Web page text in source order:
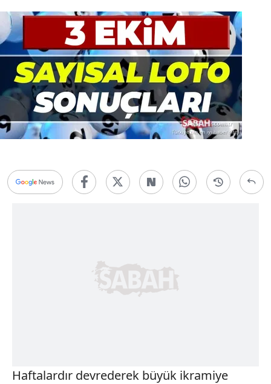
Haftalardır devrederek büyük ikramiye